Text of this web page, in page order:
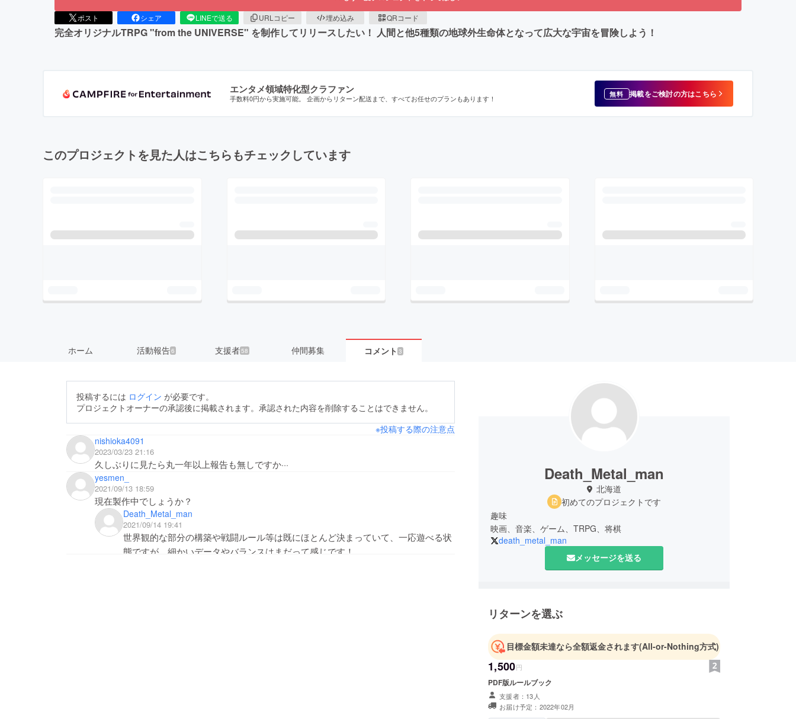
ポスト シェア LINEで送る URLコピー 埋め込み QRコード
完全オリジナルTRPG "from the UNIVERSE" を制作してリリースしたい！ 人間と他5種類の地球外生命体となって広大な宇宙を冒険しよう！
エンタメ領域特化型クラファン
手数料0円から実施可能。 企画からリターン配送まで、すべてお任せのプランもあります！ 無料 掲載をご検討の方はこちら
このプロジェクトを見た人はこちらもチェックしています
ホーム 活動報告6 支援者58 仲間募集 コメント 3
投稿するには ログイン が必要です。
プロジェクトオーナーの承認後に掲載されます。承認された内容を削除することはできません。
※投稿する際の注意点
nishioka4091
2023/03/23 21:16
久しぶりに見たら丸一年以上報告も無しですか···
yesmen_
2021/09/13 18:59
現在製作中でしょうか？
Death_Metal_man
2021/09/14 19:41
世界観的な部分の構築や戦闘ルール等は既にほとんど決まっていて、一応遊べる状
態ですが、細かいデータやバランスはまだって感じです！
Death_Metal_man
北海道
初めてのプロジェクトです
趣味
映画、音楽、ゲーム、TRPG、将棋
death_metal_man
メッセージを送る
リターンを選ぶ
目標金額未達なら全額返金されます(All-or-Nothing方式)
1,500円
PDF版ルールブック
支援者：13人
お届け予定：2022年02月